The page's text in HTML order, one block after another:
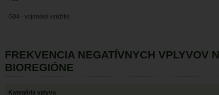
G04 - vojenské využitie
FREKVENCIA NEGATÍVNYCH VPLYVOV
BIOREGIÓNE
Kategória vplyvu